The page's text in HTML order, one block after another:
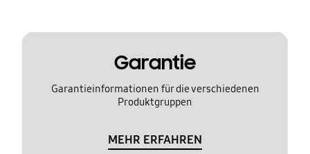
Garantie
Garantieinformationen für die verschiedenen
Produktgruppen
MEHR ERFAHREN